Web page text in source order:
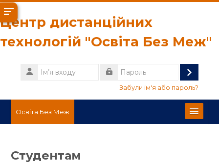
Перейти до головного вмісту
Центр дистанційних
технологій "Освіта Без Меж"
Ім’я
входу
Увійти
Забули ім'я або пароль?
Освіта Без Меж
Студентам